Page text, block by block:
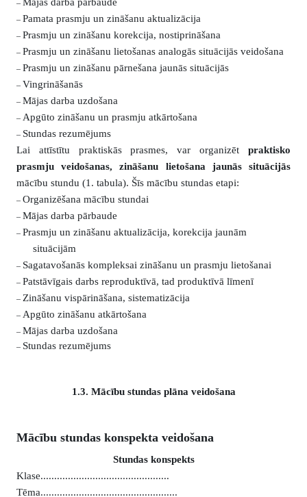
–
– Pamata prasmju un zināšanu aktualizācija
– Prasmju un zināšanu korekcija, nostiprināšana
– Prasmju un zināšanu lietošanas analogās situācijās veidošana
– Prasmju un zināšanu pārnešana jaunās situācijās
– Vingrināšanās
– Mājas darba uzdošana
– Apgūto zināšanu un prasmju atkārtošana
– Stundas rezumējums
Lai attīstītu praktiskās prasmes, var organizēt praktisko
prasmju veidošanas, zināšanu lietošana jaunās situācijās
mācību stundu (1. tabula). Šīs mācību stundas etapi:
– Organizēšana mācību stundai
– Mājas darba pārbaude
– Prasmju un zināšanu aktualizācija, korekcija jaunām
situācijām
– Sagatavošanās kompleksai zināšanu un prasmju lietošanai
– Patstāvīgais darbs reproduktīvā, tad produktīvā līmenī
– Zināšanu vispārināšana, sistematizācija
– Apgūto zināšanu atkārtošana
– Mājas darba uzdošana
– Stundas rezumējums
1.3. Mācību stundas plāna veidošana
Mācību stundas konspekta veidošana
Stundas konspekts
Klase...............................................
Tēma..................................................